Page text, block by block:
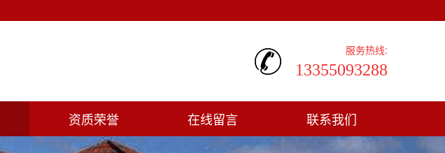
服务热线:
13355093288
资质荣誉 在线留言 联系我们